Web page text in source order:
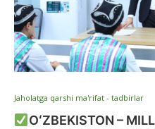
Jaholatga qarshi ma'rifat - tadbirlar
OʻZBEKISTON –